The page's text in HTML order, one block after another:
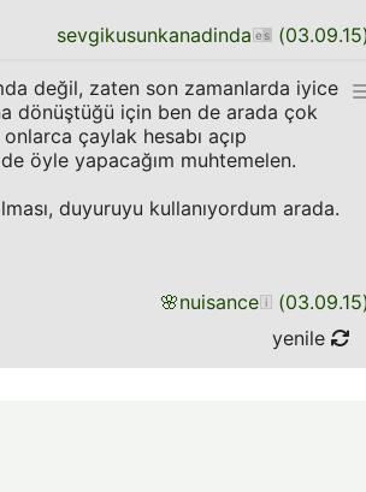
sevgikusunkanadinda (03.09.15
değil, zaten son zamanlarda iyice
dönüştüğü için ben de arada çok
çaylak hesabı açıp
öyle yapacağım muhtemelen.
duyuruyu kullanıyordum arada.
🌸nuisance (03.09.15
yenile